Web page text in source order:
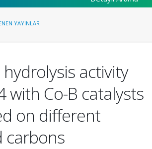
YAYINLAR
activity
with Co-B catalysts
on different
carbons